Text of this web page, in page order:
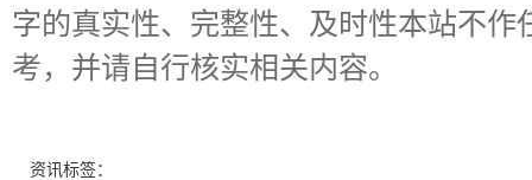
字的真实性、完整性、及时性本站不
考，并请自行核实相关内容。
资讯标签：